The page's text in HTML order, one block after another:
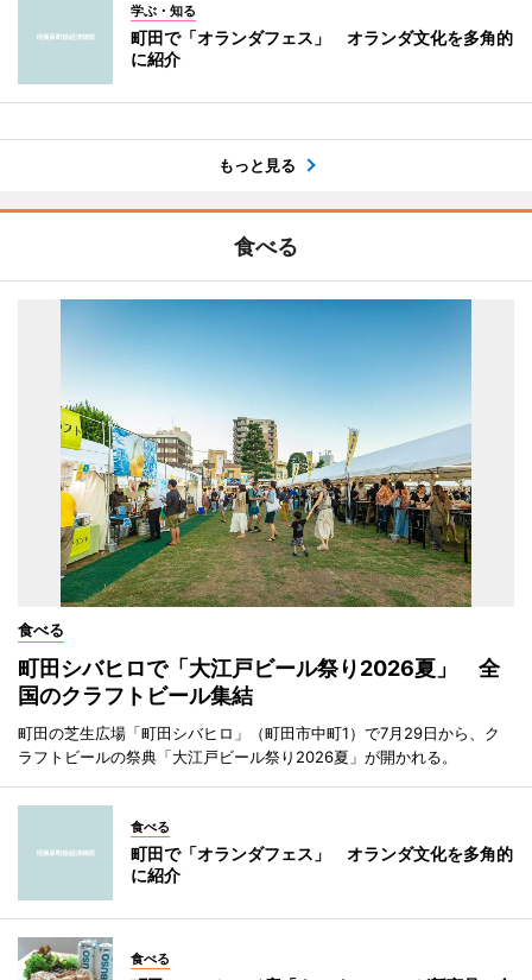
学ぶ・知る
町田で「オランダフェス」 オランダ文化を多角的
に紹介
もっと見る
食べる
食べる
町田シバヒロで「大江戸ビール祭り2026夏」 全
国のクラフトビール集結
町田の芝生広場「町田シバヒロ」（町田市中町1）で7月29日から、ク
ラフトビールの祭典「大江戸ビール祭り2026夏」が開かれる。
食べる
町田で「オランダフェス」 オランダ文化を多角的
に紹介
食べる